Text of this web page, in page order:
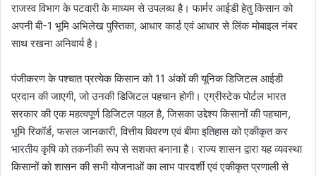
राजस्व विभाग के पटवारी के माध्यम से उपलब्ध है। फार्मर आईडी हेतु किसान को
अपनी बी-1 भूमि अभिलेख पुस्तिका, आधार कार्ड एवं आधार से लिंक मोबाइल नंबर
साथ रखना अनिवार्य है।
पंजीकरण के पश्चात प्रत्येक किसान को 11 अंकों की यूनिक डिजिटल आईडी
प्रदान की जाएगी, जो उनकी डिजिटल पहचान होगी। एग्रीस्टेक पोर्टल भारत
सरकार की एक महत्वपूर्ण डिजिटल पहल है, जिसका उद्देश्य किसानों की पहचान,
भूमि रिकॉर्ड, फसल जानकारी, वित्तीय विवरण एवं बीमा इतिहास को एकीकृत कर
भारतीय कृषि को तकनीकी रूप से सशक्त बनाना है। राज्य शासन द्वारा यह व्यवस्था
किसानों को शासन की सभी योजनाओं का लाभ पारदर्शी एवं एकीकृत प्रणाली से